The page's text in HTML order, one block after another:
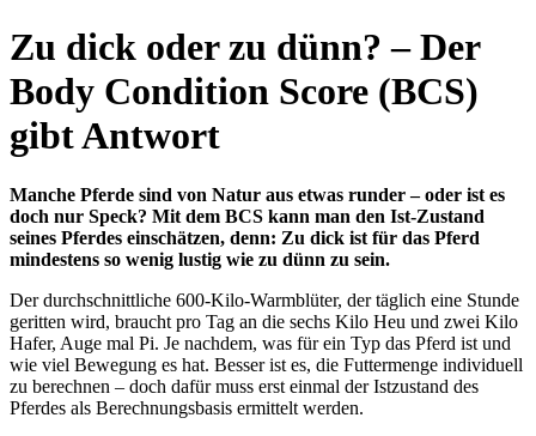
Zu dick oder zu dünn? – Der
Body Condition Score (BCS)
gibt Antwort
Manche Pferde sind von Natur aus etwas runder – oder ist es
doch nur Speck? Mit dem BCS kann man den Ist-Zustand
seines Pferdes einschätzen, denn: Zu dick ist für das Pferd
mindestens so wenig lustig wie zu dünn zu sein.
Der durchschnittliche 600-Kilo-Warmblüter, der täglich eine Stunde
geritten wird, braucht pro Tag an die sechs Kilo Heu und zwei Kilo
Hafer, Auge mal Pi. Je nachdem, was für ein Typ das Pferd ist und
wie viel Bewegung es hat. Besser ist es, die Futtermenge individuell
zu berechnen – doch dafür muss erst einmal der Istzustand des
Pferdes als Berechnungsbasis ermittelt werden.